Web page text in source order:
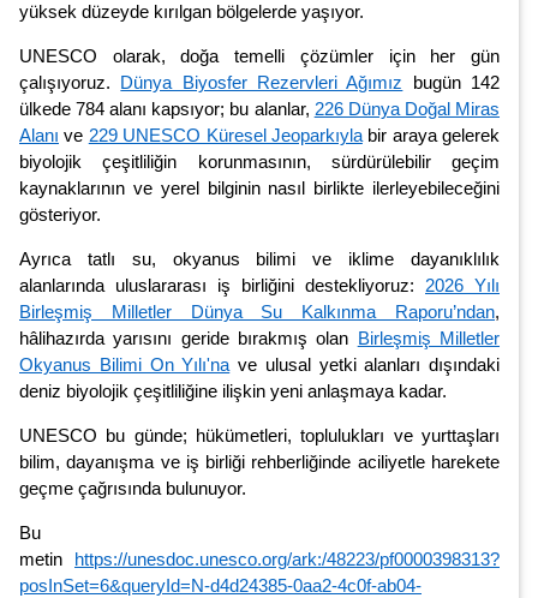
yüksek düzeyde kırılgan bölgelerde yaşıyor.
UNESCO olarak, doğa temelli çözümler için her gün
çalışıyoruz. Dünya Biyosfer Rezervleri Ağımız bugün 142
ülkede 784 alanı kapsıyor; bu alanlar, 226 Dünya Doğal Miras
Alanı ve 229 UNESCO Küresel Jeoparkıylabir araya gelerek
biyolojik çeşitliliğin korunmasının, sürdürülebilir geçim
kaynaklarının ve yerel bilginin nasıl birlikte ilerleyebileceğini
gösteriyor.
Ayrıca tatlı su, okyanus bilimi ve iklime dayanıklılık
alanlarında uluslararası iş birliğini destekliyoruz: 2026 Yılı
Birleşmiş Milletler Dünya Su Kalkınma Raporu’ndan,
hâlihazırda yarısını geride bırakmış olan Birleşmiş Milletler
Okyanus Bilimi On Yılı'na ve ulusal yetki alanları dışındaki
deniz biyolojik çeşitliliğine ilişkin yeni anlaşmaya kadar.
UNESCO bu günde; hükümetleri, toplulukları ve yurttaşları
bilim, dayanışma ve iş birliği rehberliğinde aciliyetle harekete
geçme çağrısında bulunuyor.
Bu
metin https://unesdoc.unesco.org/ark:/48223/pf0000398313?
posInSet=6&queryId=N-d4d24385-0aa2-4c0f-ab04-